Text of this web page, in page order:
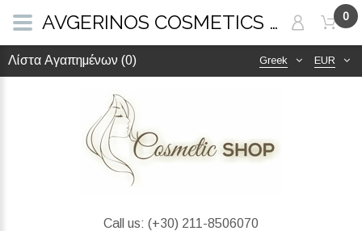
EUR
Greek
Call us: (+30) 211-8506070
0
Λίστα Αγαπημένων (0)
AVGERINOS COSMETICS - Baby talc Κρέμα Χεριών & Σώματος - 200ml